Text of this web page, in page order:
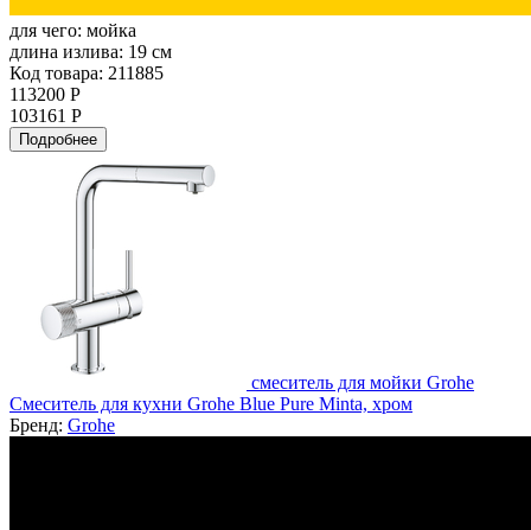
для чего: мойка
длина излива: 19 см
Код товара: 211885
113200 Р
103161 Р
Подробнее
смеситель для мойки Grohe
Смеситель для кухни Grohe Blue Pure Minta, хром
Бренд: Grohe